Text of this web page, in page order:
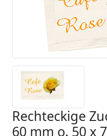
Rechteckige
60 mm o. 50 x